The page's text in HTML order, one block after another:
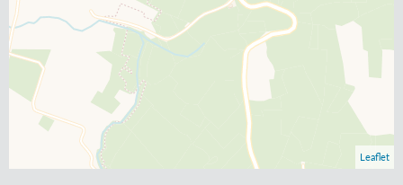
Leaflet